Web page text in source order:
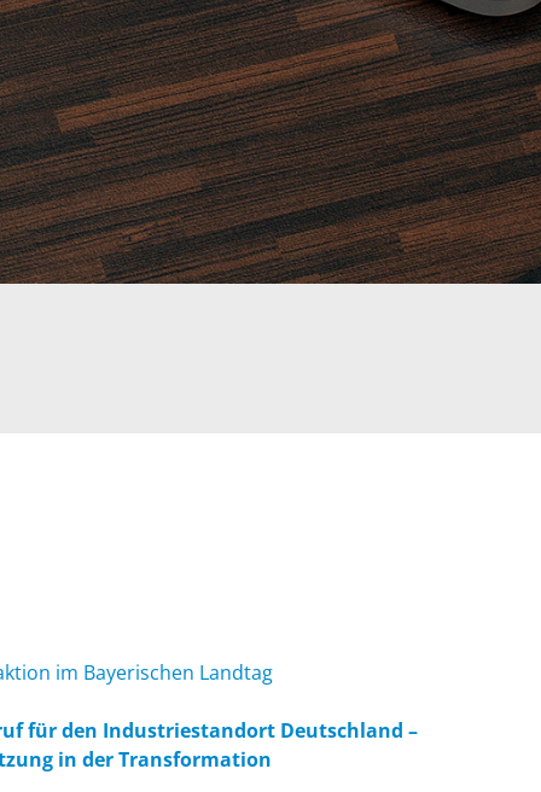
im Bayerischen Landtag
für den Industriestandort Deutschland –
in der Transformation